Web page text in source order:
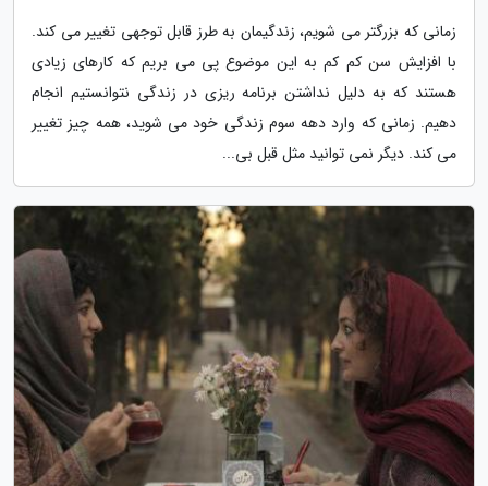
زمانی که بزرگتر می شویم، زندگیمان به طرز قابل توجهی تغییر می کند.
با افزایش سن کم کم به این موضوع پی می بریم که کارهای زیادی
هستند که به دلیل نداشتن برنامه ریزی در زندگی نتوانستیم انجام
دهیم. زمانی که وارد دهه سوم زندگی خود می شوید، همه چیز تغییر
می کند. دیگر نمی توانید مثل قبل بی...